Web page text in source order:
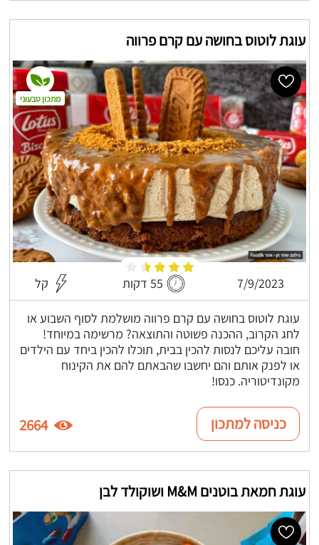
עוגת לוטוס בחושה עם קרם פרווה
7/9/2023 55 דקות קל
עוגת לוטוס בחושה עם קרם פרווה מושלמת לסוף השבוע או
לחג הקרוב, ההכנה פשוטה והתוצאה? מרשימה במיוחד!
חובה עליכם לנסות להכין בבית, תוכלו להכין ביחד עם הילדים
או לפנק אותם והם יחשבו שהבאתם להם את הקינוח
מקונדיטוריה. כנסו!
מתכון טבעוני
כניסה למתכון 2664
עוגת חמאת בוטנים M&M ושוקולד לבן